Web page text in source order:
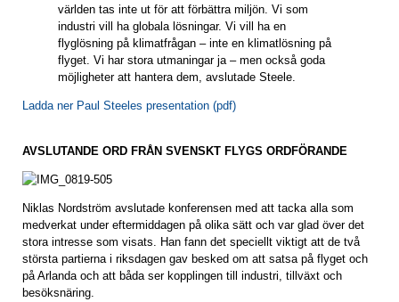
världen tas inte ut för att förbättra miljön. Vi som
industri vill ha globala lösningar. Vi vill ha en
flyglösning på klimatfrågan – inte en klimatlösning på
flyget. Vi har stora utmaningar ja – men också goda
möjligheter att hantera dem, avslutade Steele.
Ladda ner Paul Steeles presentation (pdf)
AVSLUTANDE ORD FRÅN SVENSKT FLYGS ORDFÖRANDE
Niklas Nordström avslutade konferensen med att tacka alla som
medverkat under eftermiddagen på olika sätt och var glad över det
stora intresse som visats. Han fann det speciellt viktigt att de två
största partierna i riksdagen gav besked om att satsa på flyget och
på Arlanda och att båda ser kopplingen till industri, tillväxt och
besöksnäring.